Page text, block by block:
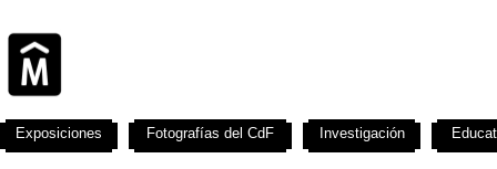
Exposiciones Fotografías del CdF Investigación